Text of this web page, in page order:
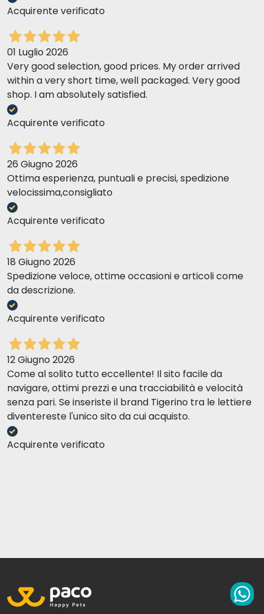
Acquirente verificato
01 Luglio 2026
Very good selection, good prices. My order arrived
within a very short time, well packaged. Very good
shop. I am absolutely satisfied.
Acquirente verificato
26 Giugno 2026
Ottima esperienza, puntuali e precisi, spedizione
velocissima,consigliato
Acquirente verificato
18 Giugno 2026
Spedizione veloce, ottime occasioni e articoli come
da descrizione.
Acquirente verificato
12 Giugno 2026
Come al solito tutto eccellente! Il sito facile da
navigare, ottimi prezzi e una tracciabilità e velocità
senza pari. Se inseriste il brand Tigerino tra le lettiere
diventereste l'unico sito da cui acquisto.
Acquirente verificato